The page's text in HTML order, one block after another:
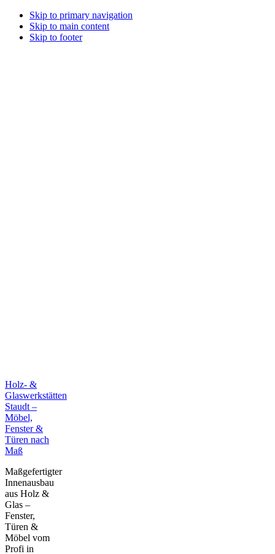
Skip to primary navigation
Skip to main content
Skip to footer
Holz- &
Glaswerkstätten
Staudt –
Möbel,
Fenster &
Türen nach
Maß
Maßgefertigter
Innenausbau
aus Holz &
Glas –
Fenster,
Türen &
Möbel vom
Profi in